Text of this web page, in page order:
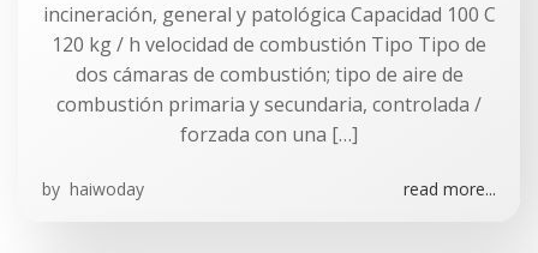
incineración, general y patológica Capacidad 100 C
120 kg / h velocidad de combustión Tipo Tipo de
dos cámaras de combustión; tipo de aire de
combustión primaria y secundaria, controlada /
forzada con una […]
by haiwoday read more...